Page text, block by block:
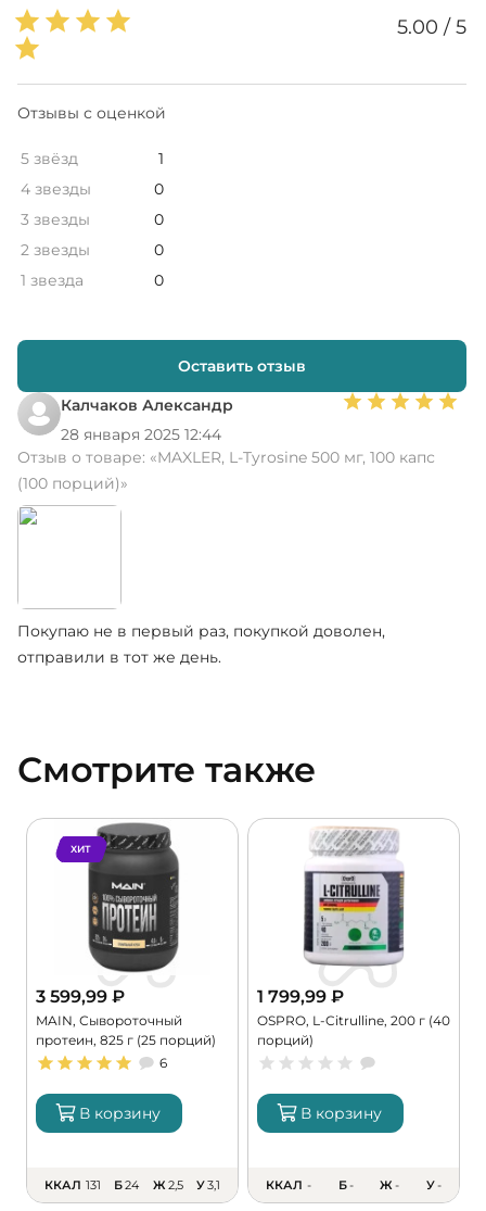
Калчаков Александр
28 января 2025 12:44
Отзыв о товаре: «MAXLER, L-Tyrosine 500 мг, 100 капс
(100 порций)»
Покупаю не в первый раз, покупкой доволен,
отправили в тот же день.
5.00 / 5
Отзывы с оценкой
5 звёзд
1
4 звезды
0
3 звезды
0
2 звезды
0
1 звезда
0
Оставить отзыв
Смотрите также
ХИТ
3 599,99 ₽
MAIN, Сывороточный
протеин, 825 г (25 порций)
6
В корзину
ККАЛ 131 Б24 Ж2,5 У3,1
1 799,99 ₽
OSPRO, L-Citrulline, 200 г (40
порций)
В корзину
ККАЛ - Б- Ж- У-